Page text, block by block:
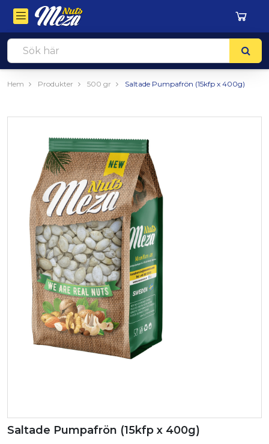
Hem Produkter 500 gr Saltade Pumpafrön (15kfp x 400g)
Saltade Pumpafrön (15kfp x 400g)